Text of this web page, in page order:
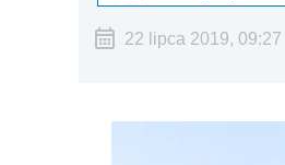
22 lipca 2019, 09:27